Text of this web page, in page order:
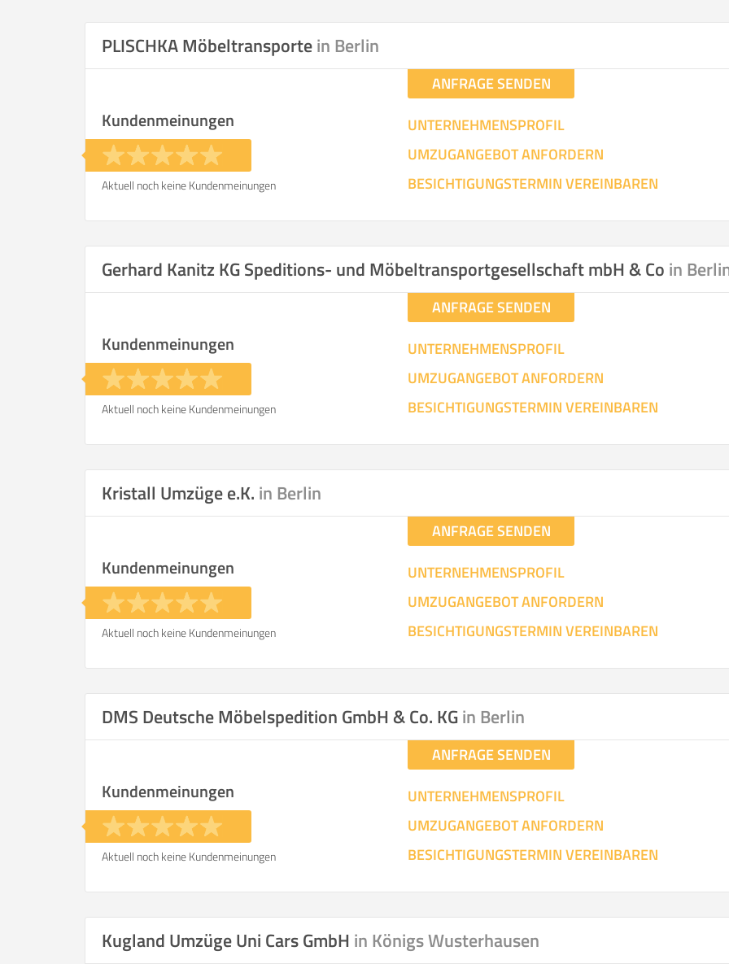
PLISCHKA Möbeltransportein Berlin
ANFRAGE SENDEN
UNTERNEHMENSPROFIL
UMZUGANGEBOT ANFORDERN
BESICHTIGUNGSTERMIN VEREINBAREN
Kundenmeinungen
Aktuell noch keine Kundenmeinungen
Gerhard Kanitz KG Speditions- und Möbeltransportgesellschaft mbH & Co in
ANFRAGE SENDEN
UNTERNEHMENSPROFIL
UMZUGANGEBOT ANFORDERN
BESICHTIGUNGSTERMIN VEREINBAREN
Kundenmeinungen
Aktuell noch keine Kundenmeinungen
Kristall Umzüge e.K. in Berlin
ANFRAGE SENDEN
UNTERNEHMENSPROFIL
UMZUGANGEBOT ANFORDERN
BESICHTIGUNGSTERMIN VEREINBAREN
Kundenmeinungen
Aktuell noch keine Kundenmeinungen
DMS Deutsche Möbelspedition GmbH & Co. KGin Berlin
ANFRAGE SENDEN
UNTERNEHMENSPROFIL
UMZUGANGEBOT ANFORDERN
BESICHTIGUNGSTERMIN VEREINBAREN
Kundenmeinungen
Aktuell noch keine Kundenmeinungen
Kugland Umzüge Uni Cars GmbH in Königs Wusterhausen